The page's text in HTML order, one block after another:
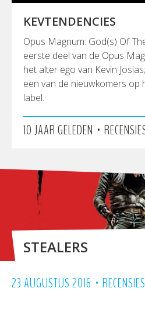
KEVTENDENCIES
Opus Magnum: God(s) Of
eerste deel van de Opus
het alter ego van Kevin
een van de nieuwkomers op
label.
10 JAAR GELEDEN •
STEALERS
23 AUGUSTUS 2016 • RECENSIES